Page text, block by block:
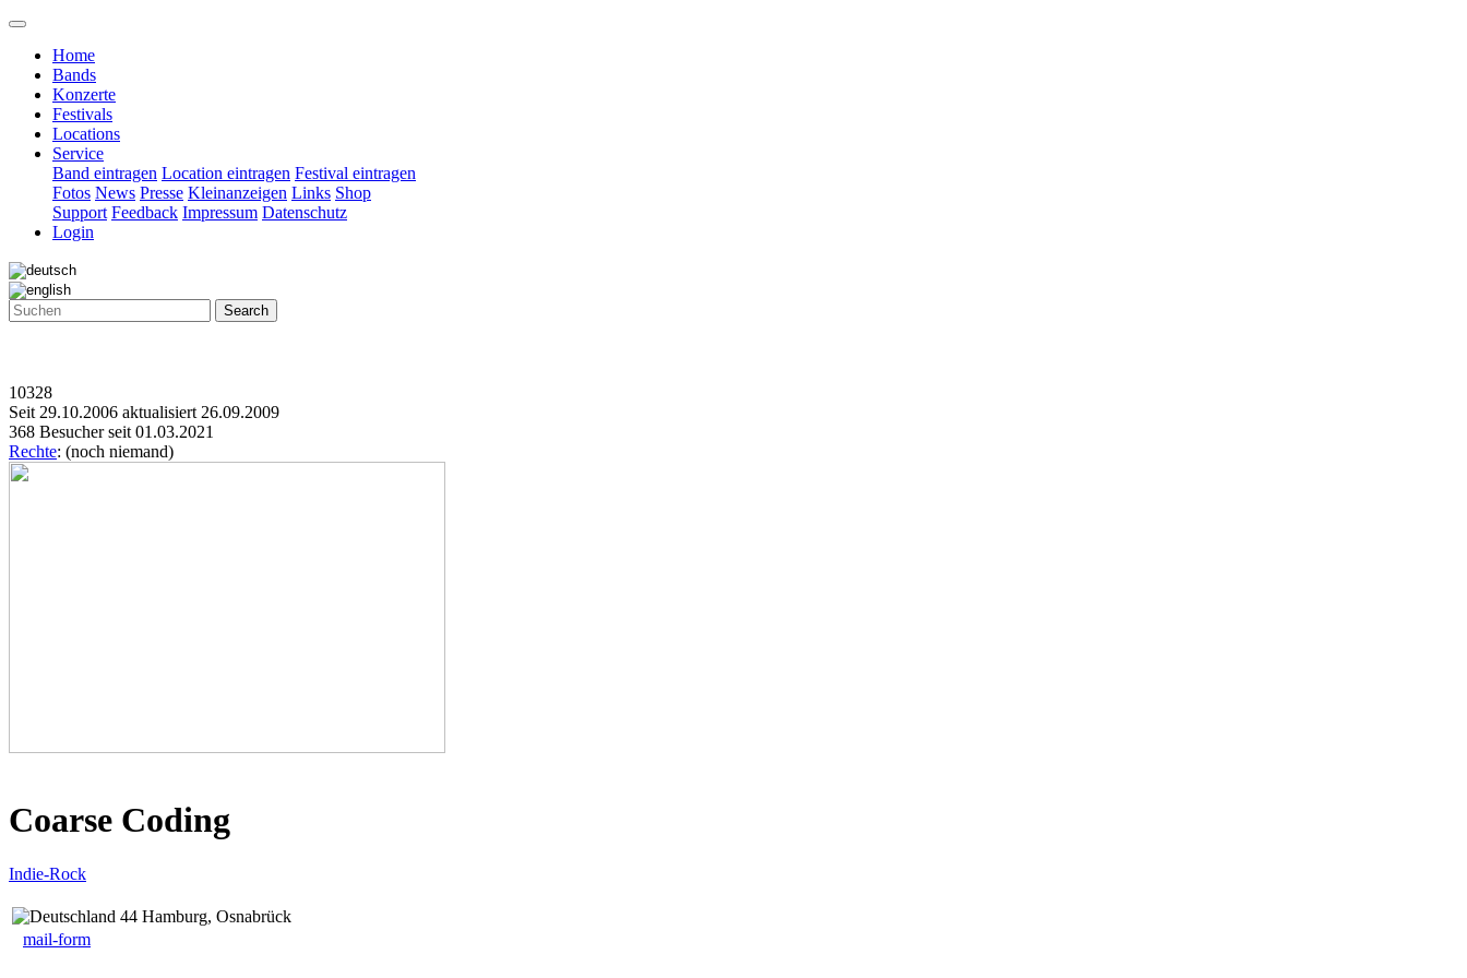
Home
Bands
Konzerte
Festivals
Locations
Service
Band eintragen Location eintragen Festival eintragen
Fotos News Presse Kleinanzeigen Links Shop
Support Feedback Impressum Datenschutz
Login
Search
10328
Seit 29.10.2006 aktualisiert 26.09.2009
368 Besucher seit 01.03.2021
Rechte: (noch niemand)
Coarse Coding
Indie-Rock
44 Hamburg, Osnabrück
mail-form